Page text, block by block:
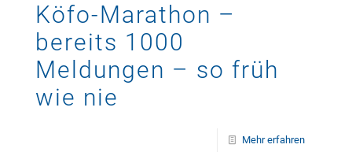
Köfo-Marathon –
bereits 1000
Meldungen – so früh
wie nie
Mehr erfahren